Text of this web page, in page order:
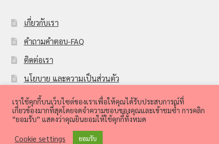
เกี่ยวกับเรา
คำถามคำตอบ-FAQ
ติดต่อเรา
นโยบาย และความเป็นส่วนตัว
Sbuynetwork member
เราใช้คุกกี้บนเว็บไซต์ของเราเพื่อให้คุณได้รับประสบการณ์ที่
เกี่ยวข้องมากที่สุดโดยจดจำความชอบของคุณและเข้าชมซ้ำ การคลิก
“ยอมรับ” แสดงว่าคุณยินยอมให้ใช้คุกกี้ทั้งหมด
Cookie settings ยอมรับ